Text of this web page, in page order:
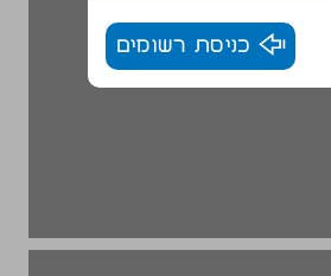
כניסת רשומים